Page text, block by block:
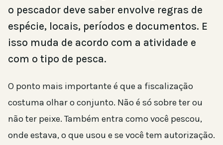
o pescador deve saber envolve regras de
espécie, locais, períodos e documentos. E
isso muda de acordo com a atividade e
com o tipo de pesca.
O ponto mais importante é que a fiscalização
costuma olhar o conjunto. Não é só sobre ter ou
não ter peixe. Também entra como você pescou,
onde estava, o que usou e se você tem autorização.